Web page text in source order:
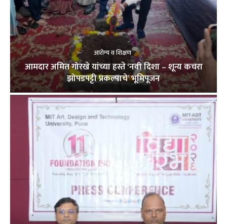
आरोग्य व शिक्षण
आमदार अमित गोरखे यांच्या हस्ते ‘नवी दिशा – शून्य कचरा
झोपडपट्टी प्रकल्पाचे’ भूमिपूजन